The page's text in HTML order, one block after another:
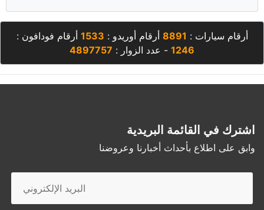
أرقام سيارات : 8891 أرقام أوريدو : 1533 أرقام فودافون :
1246 - عدد الزوار : 4897757
اشترك في القائمة البريدية
وابق على اطلاع بأحداث أخبارنا وعروضنا